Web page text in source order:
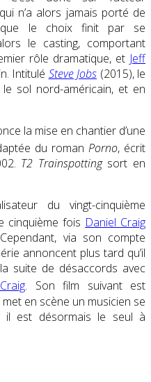
n’a alors jamais porté de
le choix finit par se
le casting, comportant
rôle dramatique, et Jeff
Intitulé Steve Jobs (2015), le
sol nord-américain, et en
la mise en chantier d’une
du roman Porno, écrit
T2 Trainspottingsort en
du vingt-cinquième
cinquième fois Daniel Craig
via son compte
annoncent plus tard qu’il
suite de désaccords avec
. Son film suivant est
en scène un musicien se
il est désormais le seul à